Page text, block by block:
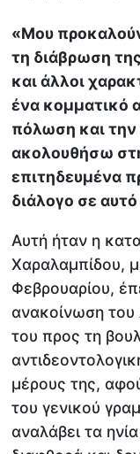
«Mου
τη διάβρωση
και άλλοι
ένα κομματικό
πόλωση και την
ακολουθήσω
επιτηδευμένα
διάλογο σε
Αυτή ήταν η
Χαραλαμπίδου,
Φεβρουαρίου,
ανακοίνωση
του προς τη
μέρους της,
του γενικού
αναλάβει τα